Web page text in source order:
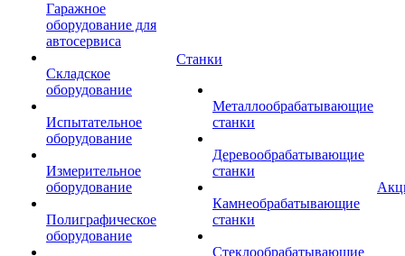
Гаражное
оборудование для
автосервиса
Складское
оборудование
Испытательное
оборудование
Измерительное
оборудование
Полиграфическое
оборудование
Станки
Металлообрабатывающие
станки
Деревообрабатывающие
станки
Камнеобрабатывающие
станки
Стеклообрабатывающие